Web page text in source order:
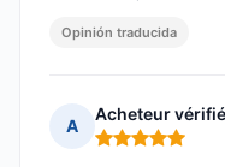
Opinión traducida
A
Acheteur vérifié
Nota: 5 de 5